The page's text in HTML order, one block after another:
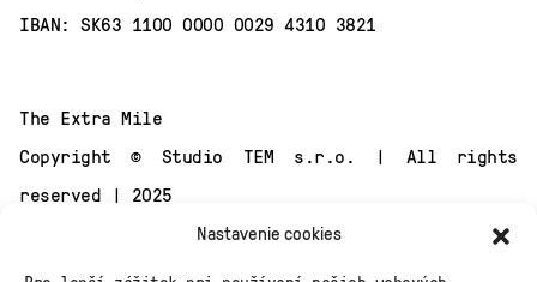
Nastavenie cookies
IBAN: SK63 1100 0000 0029 4310 3821
The Extra Mile
Copyright © Studio TEM s.r.o. | All rights
reserved | 2025